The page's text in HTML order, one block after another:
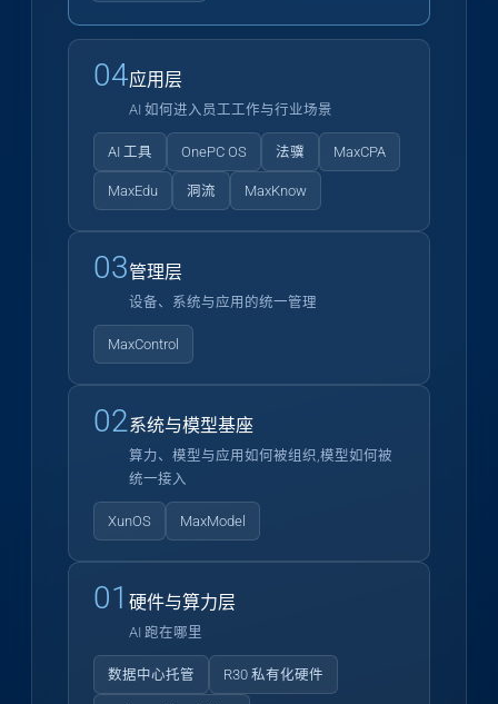
04应用层
AI 如何进入员工工作与行业场景
AI 工具 OnePC OS 法骥 MaxCPA
MaxEdu 洞流 MaxKnow
03管理层
设备、系统与应用的统一管理
MaxControl
02系统与模型基座
算力、模型与应用如何被组织,模型如何被
统一接入
XunOS MaxModel
01 硬件与算力层
AI 跑在哪里
数据中心托管 R30 私有化硬件